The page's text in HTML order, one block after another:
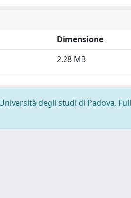
Dimensione
2.28 MB
degli studi di Padova.